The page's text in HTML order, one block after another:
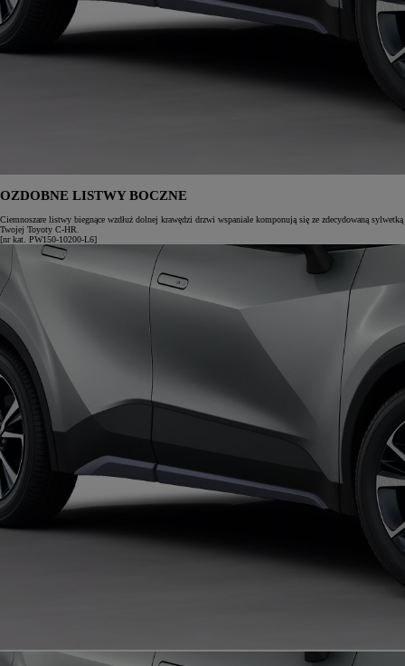
OZDOBNE LISTWY BOCZNE
Ciemnoszare listwy biegnące wzdłuż dolnej krawędzi drzwi wspaniale komponują się ze zdecydowaną sylwetką
Twojej Toyoty C-HR.
[nr kat. PW150-10200-L6]